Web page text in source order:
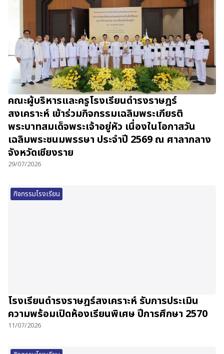
คณะผู้บริหารและครูโรงเรียนดำรงราษฎร์
สงเคราะห์ เข้าร่วมกิจกรรมเฉลิมพระเกียรติ
พระบาทสมเด็จพระเจ้าอยู่หัว เนื่องในโอกาสวัน
เฉลิมพระชนมพรรษา ประจำปี 2569 ณ ศาลากลาง
จังหวัดเชียงราย
29/07/2026
กิจกรรมโรงเรียน
โรงเรียนดำรงราษฎร์สงเคราะห์ รับการประเมิน
ความพร้อมเปิดห้องเรียนพิเศษ ปีการศึกษา 2570
11/07/2026